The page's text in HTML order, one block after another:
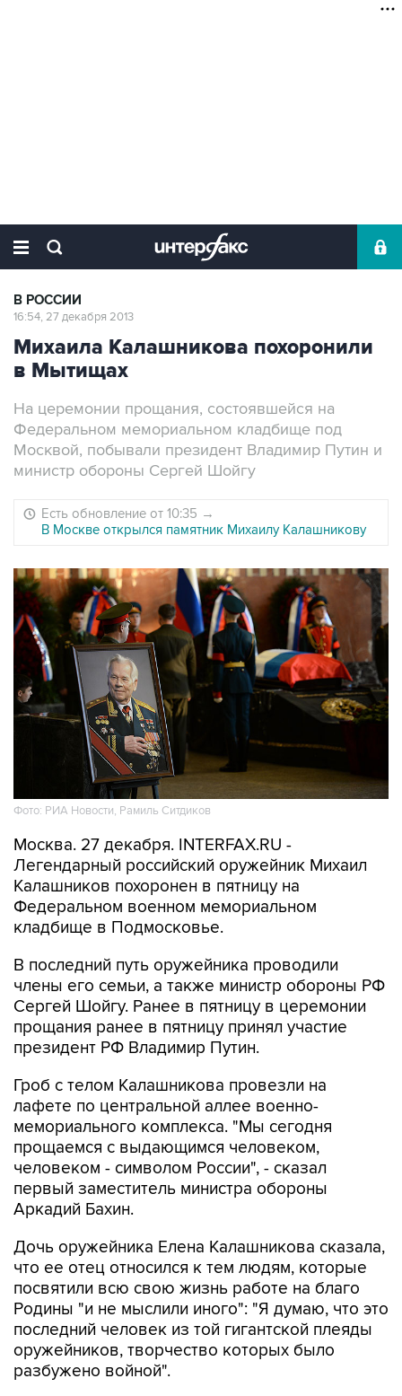
В РОССИИ
16:54, 27 декабря 2013
Михаила Калашникова похоронили
в Мытищах
На церемонии прощания, состоявшейся на
Федеральном мемориальном кладбище под
Москвой, побывали президент Владимир Путин и
министр обороны Сергей Шойгу
Есть обновление от 10:35 →
В Москве открылся памятник Михаилу Калашникову
Фото: РИА Новости, Рамиль Ситдиков
Москва. 27 декабря. INTERFAX.RU -
Легендарный российский оружейник Михаил
Калашников похоронен в пятницу на
Федеральном военном мемориальном
кладбище в Подмосковье.
В последний путь оружейника проводили
члены его семьи, а также министр обороны РФ
Сергей Шойгу. Ранее в пятницу в церемонии
прощания ранее в пятницу принял участие
президент РФ Владимир Путин.
Гроб с телом Калашникова провезли на
лафете по центральной аллее военно-
мемориального комплекса. "Мы сегодня
прощаемся с выдающимся человеком,
человеком - символом России", - сказал
первый заместитель министра обороны
Аркадий Бахин.
Дочь оружейника Елена Калашникова сказала,
что ее отец относился к тем людям, которые
посвятили всю свою жизнь работе на благо
Родины "и не мыслили иного": "Я думаю, что это
последний человек из той гигантской плеяды
оружейников, творчество которых было
разбужено войной".